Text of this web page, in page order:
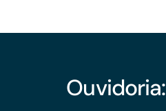
Ouvidoria: